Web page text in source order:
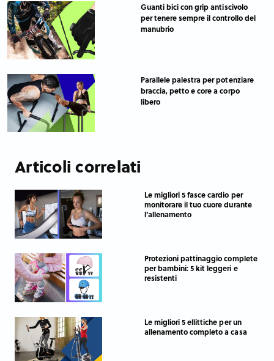
Guanti bici con grip antiscivolo
per tenere sempre il controllo del
manubrio
Parallele palestra per potenziare
braccia, petto e core a corpo
libero
Articoli correlati
Le migliori 5 fasce cardio per
monitorare il tuo cuore durante
l'allenamento
Protezioni pattinaggio complete
per bambini: 5 kit leggeri e
resistenti
Le migliori 5 ellittiche per un
allenamento completo a casa